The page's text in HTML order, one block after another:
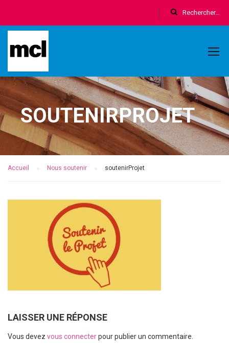
SOUTENIRPROJET
Accueil Nous soutenir soutenirProjet
LAISSER UNE RÉPONSE
Vous devez vous connecterpour publier un commentaire.